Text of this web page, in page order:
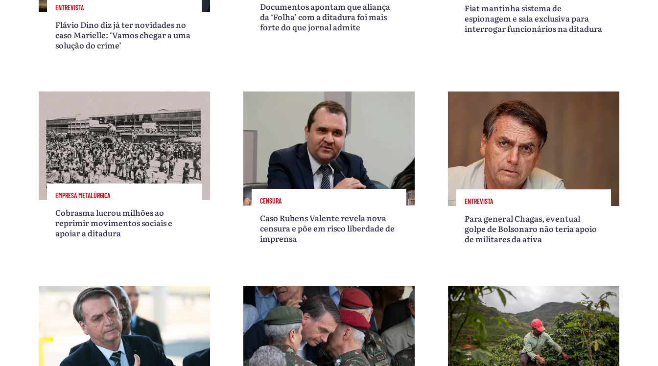
ENTREVISTA
Flávio Dino diz já ter novidades no
caso Marielle: ‘Vamos chegar a uma
solução do crime’
Documentos apontam que aliança
da ‘Folha’ com a ditadura foi mais
forte do que jornal admite
Fiat mantinha sistema de
espionagem e sala exclusiva para
interrogar funcionários na ditadura
EMPRESA METALÚRGICA
Cobrasma lucrou milhões ao
reprimir movimentos sociais e
apoiar a ditadura
CENSURA
Caso Rubens Valente revela nova
censura e põe em risco liberdade de
imprensa
ENTREVISTA
Para general Chagas, eventual
golpe de Bolsonaro não teria apoio
de militares da ativa